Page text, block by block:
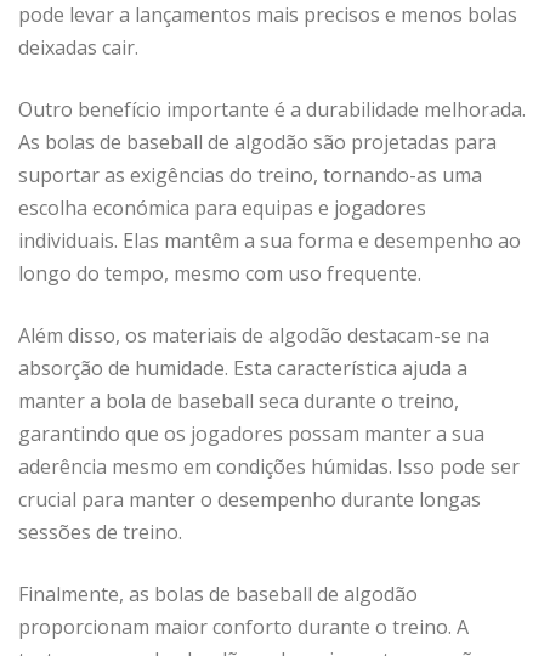
pode levar a lançamentos mais precisos e menos bolas
deixadas cair.
Outro benefício importante é a durabilidade melhorada.
As bolas de baseball de algodão são projetadas para
suportar as exigências do treino, tornando-as uma
escolha económica para equipas e jogadores
individuais. Elas mantêm a sua forma e desempenho ao
longo do tempo, mesmo com uso frequente.
Além disso, os materiais de algodão destacam-se na
absorção de humidade. Esta característica ajuda a
manter a bola de baseball seca durante o treino,
garantindo que os jogadores possam manter a sua
aderência mesmo em condições húmidas. Isso pode ser
crucial para manter o desempenho durante longas
sessões de treino.
Finalmente, as bolas de baseball de algodão
proporcionam maior conforto durante o treino. A